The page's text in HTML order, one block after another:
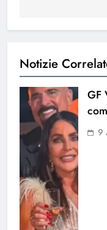
Notizie
GF
9